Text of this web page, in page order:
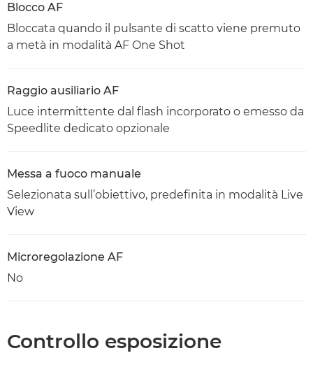
Blocco AF
Bloccata quando il pulsante di scatto viene premuto
a metà in modalità AF One Shot
Raggio ausiliario AF
Luce intermittente dal flash incorporato o emesso da
Speedlite dedicato opzionale
Messa a fuoco manuale
Selezionata sull’obiettivo, predefinita in modalità Live
View
Microregolazione AF
No
Controllo esposizione